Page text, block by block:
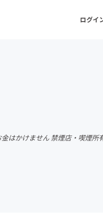
ログイ
ファッション
はかけません 禁煙店・喫煙所